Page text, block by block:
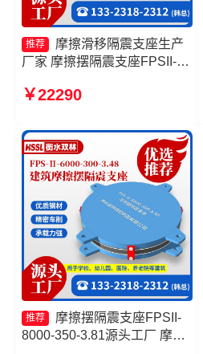
推荐
摩擦滑移隔震支座生产
厂家 摩擦摆隔震支座FPSII-
摆支座JZQZ-15000生产厂家
300-3.48
￥22290
推荐
摩擦摆隔震支座FPSII-
8000-350-3.81源头工厂 摩擦